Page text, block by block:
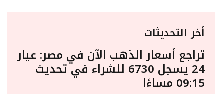
أخر التحديثات
تراجع أسعار الذهب الآن في مصر: عيار
24 يسجل 6730 للشراء في تحديث
09:15 مساءًا